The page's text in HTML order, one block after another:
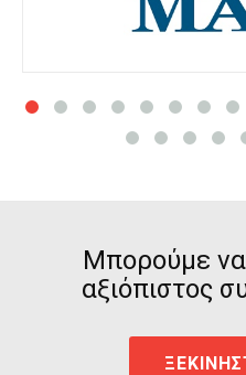
Μπορούμε να
αξιόπιστος